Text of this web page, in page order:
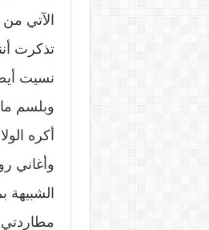
الآتي
تذكرت
نسيت
وبلسم
أكره
وأغاني
مطاردتي